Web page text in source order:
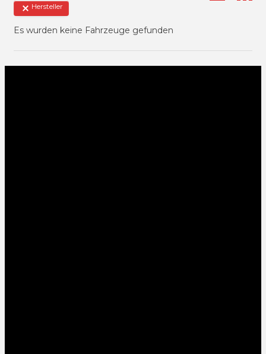
Hersteller
Es wurden keine Fahrzeuge gefunden